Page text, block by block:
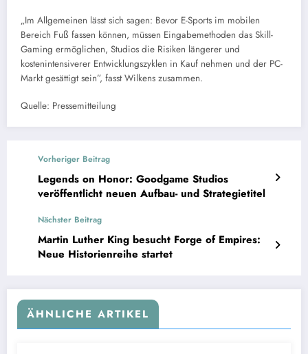
„Im Allgemeinen lässt sich sagen: Bevor E-Sports im mobilen
Bereich Fuß fassen können, müssen Eingabemethoden das Skill-
Gaming ermöglichen, Studios die Risiken längerer und
kostenintensiverer Entwicklungszyklen in Kauf nehmen und der PC-
Markt gesättigt sein”, fasst Wilkens zusammen.
Quelle: Pressemitteilung
Vorheriger Beitrag
Legends on Honor: Goodgame Studios
veröffentlicht neuen Aufbau- und Strategietitel
Nächster Beitrag
Martin Luther King besucht Forge of Empires:
Neue Historienreihe startet
ÄHNLICHE ARTIKEL